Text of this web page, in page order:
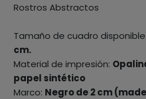
Rostros Abstractos
Tamaño de cuadro disponible:
cm.
Material de impresión:
papel sintético
Marco: Negro de 2 cm